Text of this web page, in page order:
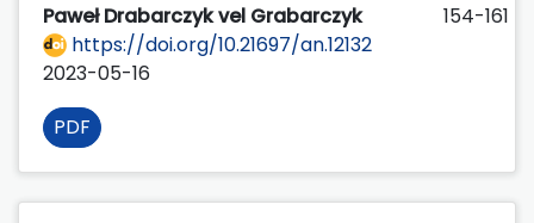
Paweł Drabarczyk vel Grabarczyk
154-161
https://doi.org/10.21697/an.12132
2023-05-16
PDF